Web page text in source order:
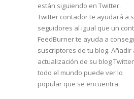
están siguiendo en Twitter.
Twitter contador te ayudará a
seguidores al igual que un
FeedBurner te ayuda a
suscriptores de tu blog. Añadir
actualización de su blog
todo el mundo puede ver lo
popular que se encuentra.